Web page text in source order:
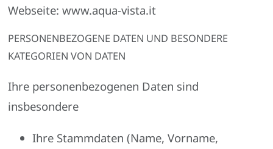
Webseite:www.aqua-vista.it
PERSONENBEZOGENE DATEN UND BESONDERE
KATEGORIEN VON DATEN
Ihre personenbezogenen Daten sind
insbesondere
Ihre Stammdaten (Name, Vorname,